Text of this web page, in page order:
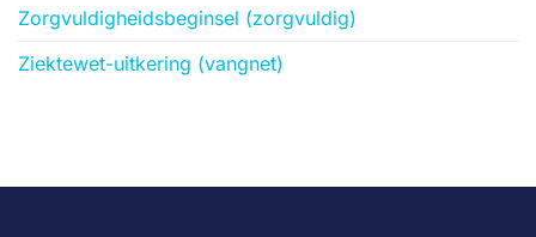
Zorgvuldigheidsbeginsel (zorgvuldig)
Ziektewet-uitkering (vangnet)